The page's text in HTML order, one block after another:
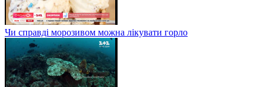
Чи справді морозивом можна лікувати горло